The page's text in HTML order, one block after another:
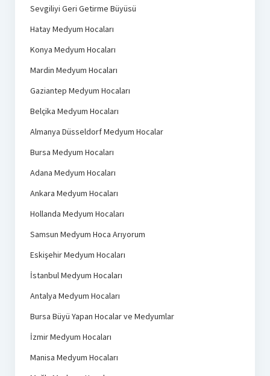
Sevgiliyi Geri Getirme Büyüsü
Hatay Medyum Hocaları
Konya Medyum Hocaları
Mardin Medyum Hocaları
Gaziantep Medyum Hocaları
Belçika Medyum Hocaları
Almanya Düsseldorf Medyum Hocalar
Bursa Medyum Hocaları
Adana Medyum Hocaları
Ankara Medyum Hocaları
Hollanda Medyum Hocaları
Samsun Medyum Hoca Arıyorum
Eskişehir Medyum Hocaları
İstanbul Medyum Hocaları
Antalya Medyum Hocaları
Bursa Büyü Yapan Hocalar ve Medyumlar
İzmir Medyum Hocaları
Manisa Medyum Hocaları